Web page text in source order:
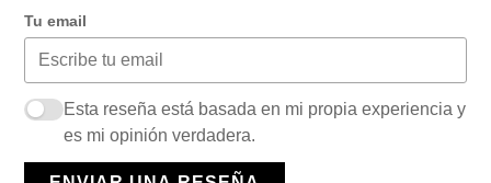
Tu email
Esta reseña está basada en mi propia experiencia y
es mi opinión verdadera.